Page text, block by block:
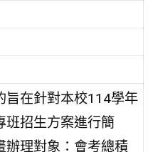
旨在針對本校114學年
班招生方案進行簡
辦理對象：會考總積